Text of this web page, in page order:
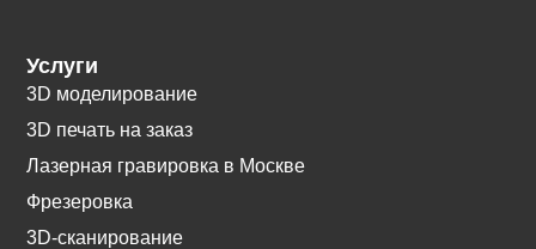
Услуги
3D моделирование
3D печать на заказ
Лазерная гравировка в Москве
Фрезеровка
3D-сканирование